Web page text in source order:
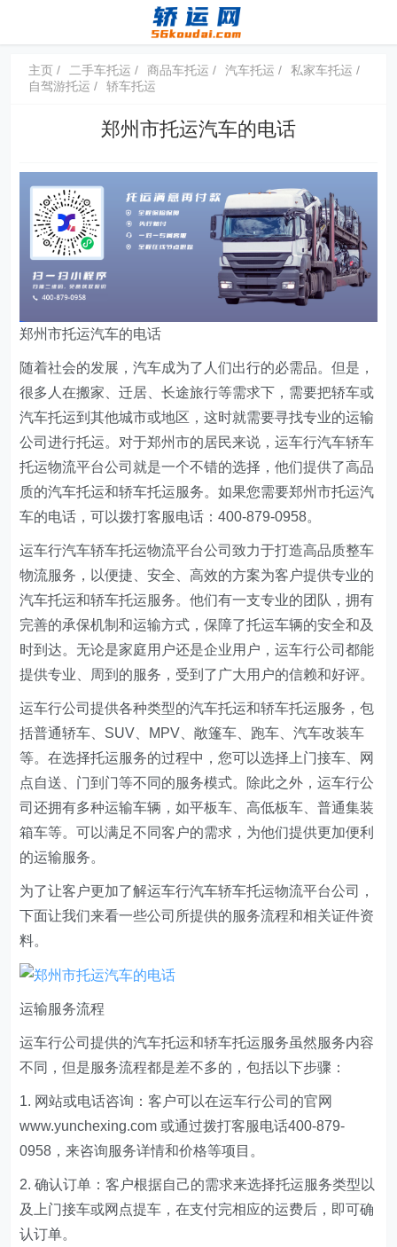
主页 二手车托运 商品车托运 汽车托运
私家车托运
自驾游托运
轿车托运
郑州市托运汽车的电话
郑州市托运汽车的电话
随着社会的发展，汽车成为了人们出行的必需品。但是，
很多人在搬家、迁居、长途旅行等需求下，需要把轿车或
汽车托运到其他城市或地区，这时就需要寻找专业的运输
公司进行托运。对于郑州市的居民来说，运车行汽车轿车
托运物流平台公司就是一个不错的选择，他们提供了高品
质的汽车托运和轿车托运服务。如果您需要郑州市托运汽
车的电话，可以拨打客服电话：400-879-0958。
运车行汽车轿车托运物流平台公司致力于打造高品质整车
物流服务，以便捷、安全、高效的方案为客户提供专业的
汽车托运和轿车托运服务。他们有一支专业的团队，拥有
完善的承保机制和运输方式，保障了托运车辆的安全和及
时到达。无论是家庭用户还是企业用户，运车行公司都能
提供专业、周到的服务，受到了广大用户的信赖和好评。
运车行公司提供各种类型的汽车托运和轿车托运服务，包
括普通轿车、SUV、MPV、敞篷车、跑车、汽车改装车
等。在选择托运服务的过程中，您可以选择上门接车、网
点自送、门到门等不同的服务模式。除此之外，运车行公
司还拥有多种运输车辆，如平板车、高低板车、普通集装
箱车等。可以满足不同客户的需求，为他们提供更加便利
的运输服务。
为了让客户更加了解运车行汽车轿车托运物流平台公司，
下面让我们来看一些公司所提供的服务流程和相关证件资
料。
运输服务流程
运车行公司提供的汽车托运和轿车托运服务虽然服务内容
不同，但是服务流程都是差不多的，包括以下步骤：
1. 网站或电话咨询：客户可以在运车行公司的官网
www.yunchexing.com 或通过拨打客服电话400-879-
0958，来咨询服务详情和价格等项目。
2. 确认订单：客户根据自己的需求来选择托运服务类型以
及上门接车或网点提车，在支付完相应的运费后，即可确
认订单。